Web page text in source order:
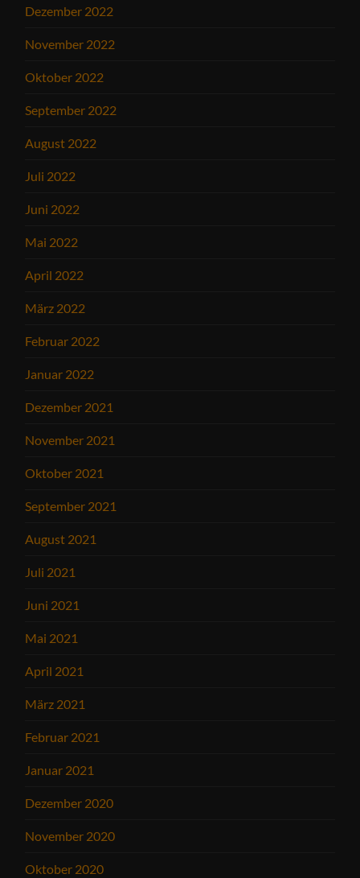
Dezember 2022
November 2022
Oktober 2022
September 2022
August 2022
Juli 2022
Juni 2022
Mai 2022
April 2022
März 2022
Februar 2022
Januar 2022
Dezember 2021
November 2021
Oktober 2021
September 2021
August 2021
Juli 2021
Juni 2021
Mai 2021
April 2021
März 2021
Februar 2021
Januar 2021
Dezember 2020
November 2020
Oktober 2020